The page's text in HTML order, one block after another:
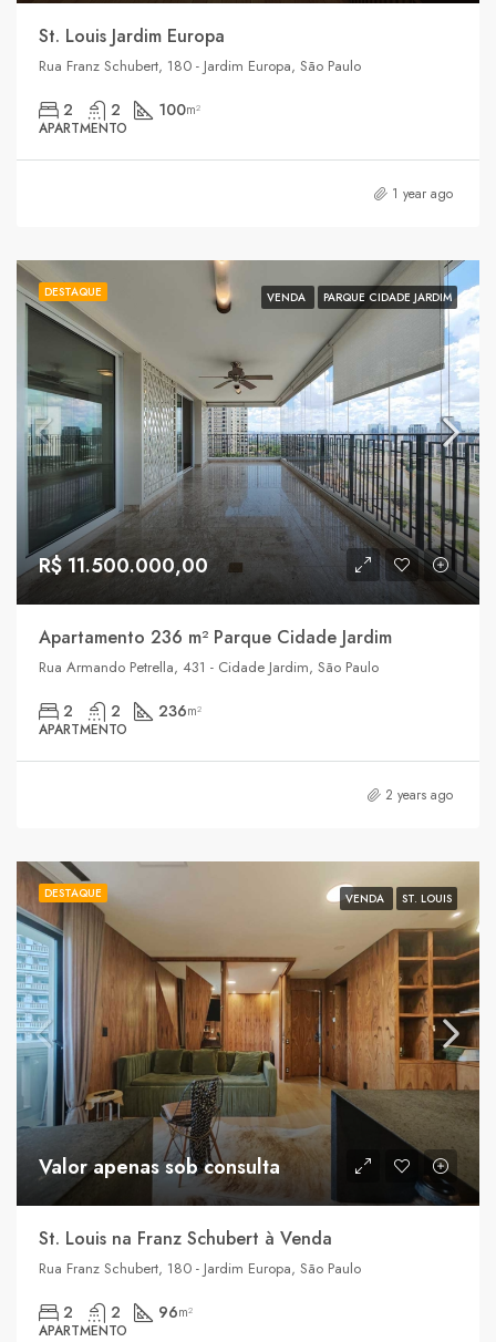
St. Louis Jardim Europa
Rua Franz Schubert, 180 - Jardim Europa, São Paulo
2 2 100m²
APARTMENTO
1 year ago
DESTAQUE VENDA PARQUE CIDADE JARDIM
R$ 11.500.000,00
Apartamento 236 m² Parque Cidade Jardim
Rua Armando Petrella, 431 - Cidade Jardim, São Paulo
2 2 236m²
APARTMENTO
2 years ago
DESTAQUE VENDA ST. LOUIS
Valor apenas sob consulta
St. Louis na Franz Schubert à Venda
Rua Franz Schubert, 180 - Jardim Europa, São Paulo
2 2 96m²
APARTMENTO